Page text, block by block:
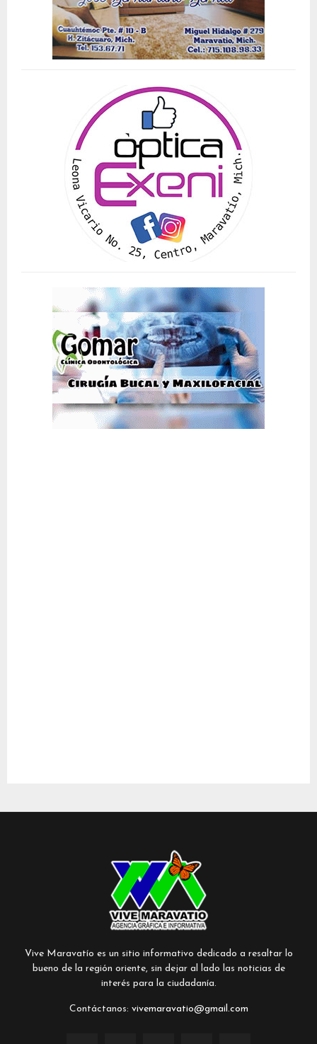
Vive Maravatío es un sitio informativo dedicado a resaltar lo
bueno de la región oriente, sin dejar al lado las noticias de
interés para la ciudadanía.
Contáctanos: vivemaravatio@gmail.com